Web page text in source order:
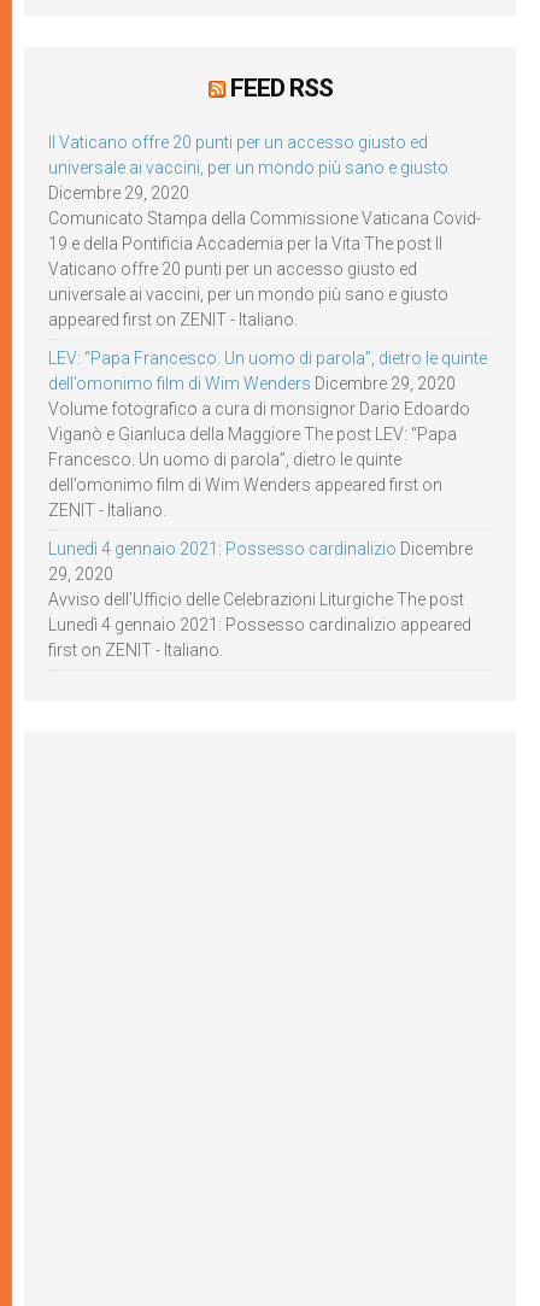
FEED RSS
Il Vaticano offre 20 punti per un accesso giusto ed
universale ai vaccini, per un mondo più sano e giusto
Dicembre 29, 2020
Comunicato Stampa della Commissione Vaticana Covid-
19 e della Pontificia Accademia per la Vita The post Il
Vaticano offre 20 punti per un accesso giusto ed
universale ai vaccini, per un mondo più sano e giusto
appeared first on ZENIT - Italiano.
LEV: “Papa Francesco. Un uomo di parola”, dietro le quinte
dell’omonimo film di Wim Wenders Dicembre 29, 2020
Volume fotografico a cura di monsignor Dario Edoardo
Viganò e Gianluca della Maggiore The post LEV: “Papa
Francesco. Un uomo di parola”, dietro le quinte
dell’omonimo film di Wim Wenders appeared first on
ZENIT - Italiano.
Lunedì 4 gennaio 2021: Possesso cardinalizio Dicembre
29, 2020
Avviso dell’Ufficio delle Celebrazioni Liturgiche The post
Lunedì 4 gennaio 2021: Possesso cardinalizio appeared
first on ZENIT - Italiano.